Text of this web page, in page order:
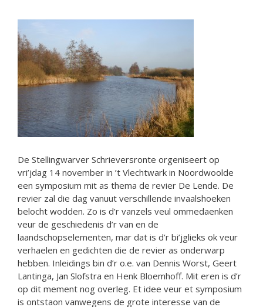
De Stellingwarver Schrieversronte orgeniseert op
vri’jdag 14 november in ’t Vlechtwark in Noordwoolde
een symposium mit as thema de revier De Lende. De
revier zal die dag vanuut verschillende invaalshoeken
belocht wodden. Zo is d’r vanzels veul ommedaenken
veur de geschiedenis d’r van en de
laandschopselementen, mar dat is d’r bi’jglieks ok veur
verhaelen en gedichten die de revier as onderwarp
hebben. Inleidings bin d’r o.e. van Dennis Worst, Geert
Lantinga, Jan Slofstra en Henk Bloemhoff. Mit eren is d’r
op dit mement nog overleg. Et idee veur et symposium
is ontstaon vanwegens de grote interesse van de